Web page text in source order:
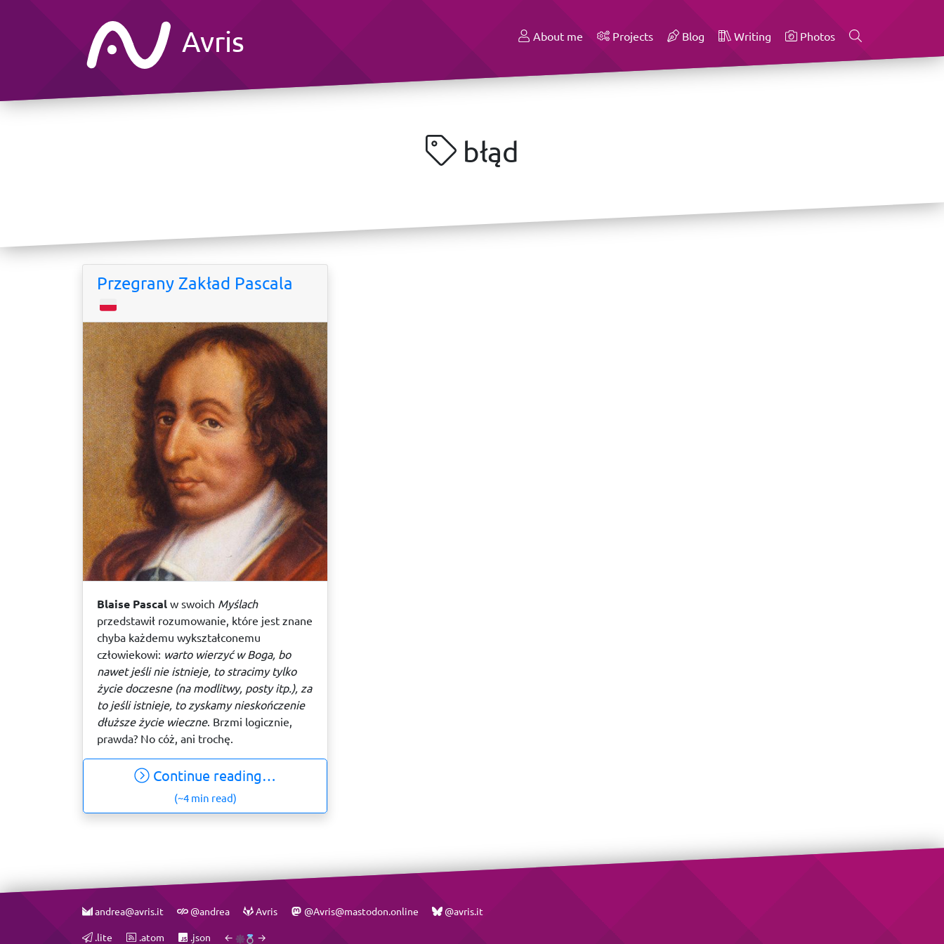
Avris About me Projects Blog Writing Photos
błąd
Przegrany Zakład Pascala
Blaise Pascal w swoich Myślach
przedstawił rozumowanie, które jest znane
chyba każdemu wykształconemu
człowiekowi: warto wierzyć w Boga, bo
nawet jeśli nie istnieje, to stracimy tylko
życie doczesne (na modlitwy, posty itp.), za
to jeśli istnieje, to zyskamy nieskończenie
dłuższe życie wieczne. Brzmi logicznie,
prawda? No cóż, ani trochę.
Continue reading…
(~4 min read)
andrea@avris.it @andrea Avris @Avris@mastodon.online @avris.it
.lite .atom .json ← →